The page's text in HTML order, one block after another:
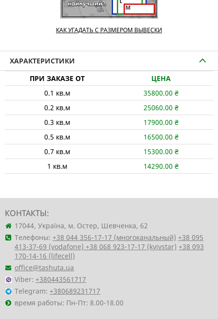
КАК УГАДАТЬ С РАЗМЕРОМ ВЫВЕСКИ
ХАРАКТЕРИСТИКИ
ПРИ ЗАКАЗЕ ОТ
ЦЕНА
0.1 кв.м 35800.00 ₴
0.2 кв.м 25060.00 ₴
0.3 кв.м 17900.00 ₴
0.5 кв.м 16500.00 ₴
0.7 кв.м 15300.00 ₴
1 кв.м 14290.00 ₴
КОНТАКТЫ:
17044, Україна, м. Остер, Шевченка, 62
Телефоны: +38 044 356-17-17 (многоканальный) +38 095
413-37-69 (vodafone) +38 068 923-17-17 (kyivstar) +38 093
170-14-16 (lifecell)
office@tashuta.ua
Viber: +380443561717
Telegram: +380689231717
время работы: Пн-Пт: 8.00-18.00